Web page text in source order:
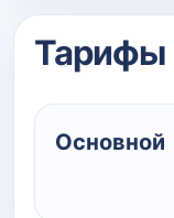
Тарифы
Основной